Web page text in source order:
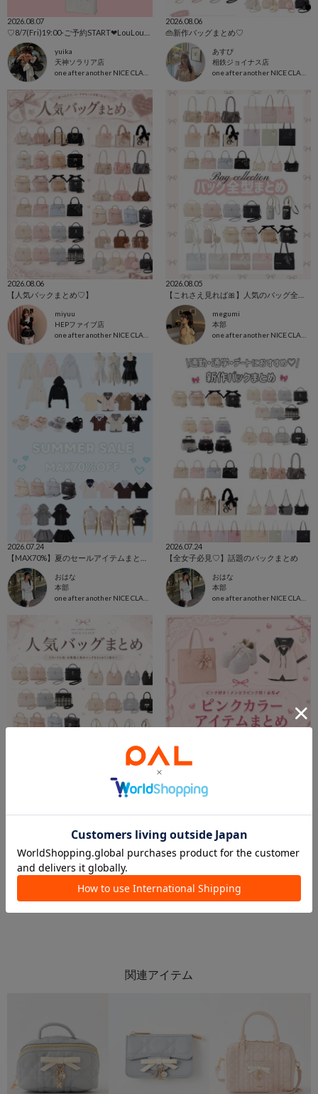
2026.08.07
yuika
天神ソラリア店
2026.08.06
👜新作バッグまとめ♡
あすぴ
相鉄ジョイナス店
2026.08.06
【人気バックまとめ♡】
miyuu
HEPファイブ店
2026.08.05
【これさえ見れば🎀】人気のバッグ全型集めました💕
megumi
本部
2026.07.24
おはな
本部
2026.07.24
【全女子必見♡】話題のバックまとめ
おはな
本部
NENE
河原町OPA
mao
池袋ルミネ店